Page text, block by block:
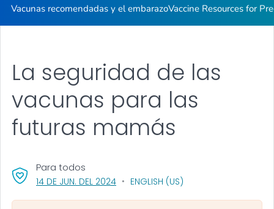
Vacunas recomendadas y el embarazoVaccine Resources for
La seguridad de las
vacunas para las
futuras mamás
14 DE JUN. DEL 2024, VISIT LINK FOR DETAILS.
ENGLISH (US)
Para todos